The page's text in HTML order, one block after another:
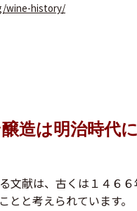
wine-history/
造は明治時代
文献は、古くは１４６
とと考えられています。